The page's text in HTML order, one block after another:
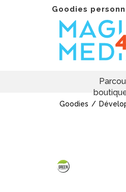
Goodies
Goodies